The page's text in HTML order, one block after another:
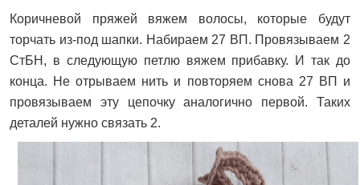
Коричневой пряжей вяжем волосы, которые будут
торчать из-под шапки. Набираем 27 ВП. Провязываем 2
СтБН, в следующую петлю вяжем прибавку. И так до
конца. Не отрываем нить и повторяем снова 27 ВП и
провязываем эту цепочку аналогично первой. Таких
деталей нужно связать 2.